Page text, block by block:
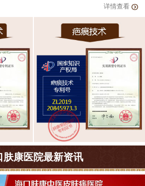
详情查看
肤康医院最新资讯